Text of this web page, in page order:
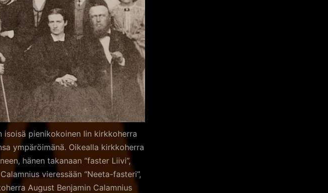
isoisä pienikokoinen Iin kirkkoherra
ympäröimänä. Oikealla kirkkoherra
hänen takanaan “faster Liivi”,
vieressään “Neeta-fasteri”,
August Benjamin Calamnius